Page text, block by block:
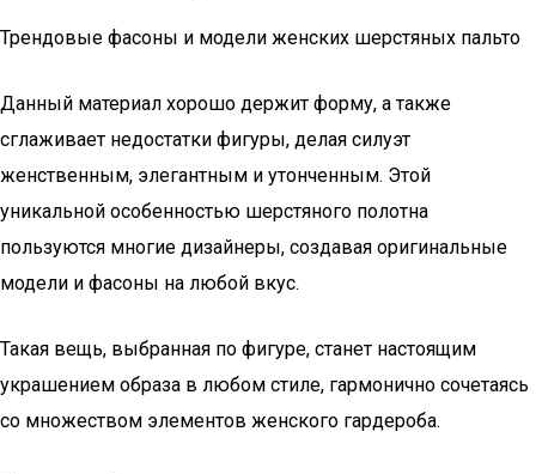
Трендовые фасоны и модели женских шерстяных пальто
Данный материал хорошо держит форму, а также
сглаживает недостатки фигуры, делая силуэт
женственным, элегантным и утонченным. Этой
уникальной особенностью шерстяного полотна
пользуются многие дизайнеры, создавая оригинальные
модели и фасоны на любой вкус.
Такая вещь, выбранная по фигуре, станет настоящим
украшением образа в любом стиле, гармонично сочетаясь
со множеством элементов женского гардероба.